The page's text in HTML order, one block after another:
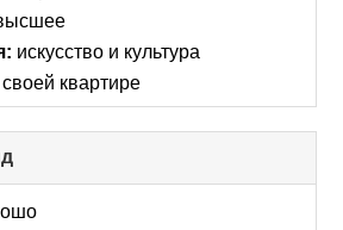
искусство и культура
своей квартире
to
collapse